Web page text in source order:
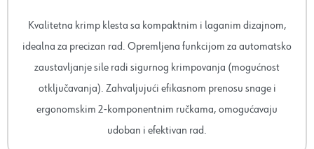
Kvalitetna krimp klesta sa kompaktnim i laganim dizajnom,
idealna za precizan rad. Opremljena funkcijom za automatsko
zaustavljanje sile radi sigurnog krimpovanja (mogućnost
otključavanja). Zahvaljujući efikasnom prenosu snage i
ergonomskim 2-komponentnim ručkama, omogućavaju
udoban i efektivan rad.